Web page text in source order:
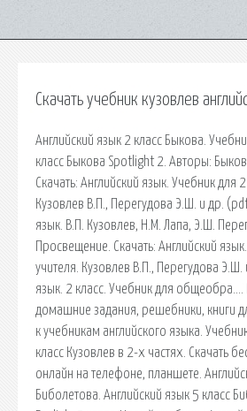
Скачать учебник кузовлев
Английский язык 2 класс Быкова.
класс Быкова Spotlight 2. Авторы:
Скачать: Английский язык. Учебник для 2
Кузовлев В.П., Перегудова Э.Ш. и др.
язык. В.П. Кузовлев, Н.М. Лапа, Э.Ш.
Просвещение. Скачать: Английский
учителя. Кузовлев В.П., Перегудова
язык. 2 класс. Учебник для общеобра….
домашние задания, решебники, книги
к учебникам английского языка.
класс Кузовлев в 2-х частях. Скачать
онлайн на телефоне, планшете.
Биболетова. Английский язык 5 класс